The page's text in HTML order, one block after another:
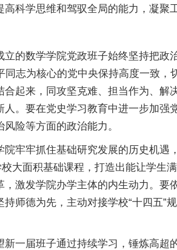
科学思维和驾驭全局的能力，凝聚
的数学学院党政班子始终坚持把政
志为核心的党中央保持高度一致，
起来，同攻坚克难、担当作为、解
。要在党史学习教育中进一步加强
险等方面的政治能力。
牢牢抓住基础研究发展的历史机遇
大面积基础课程，打造出能让学生
激发学院办学主体的内生动力。要
师德为先，主动对接学校“十四五”
一届班子通过持续学习，锤炼高超